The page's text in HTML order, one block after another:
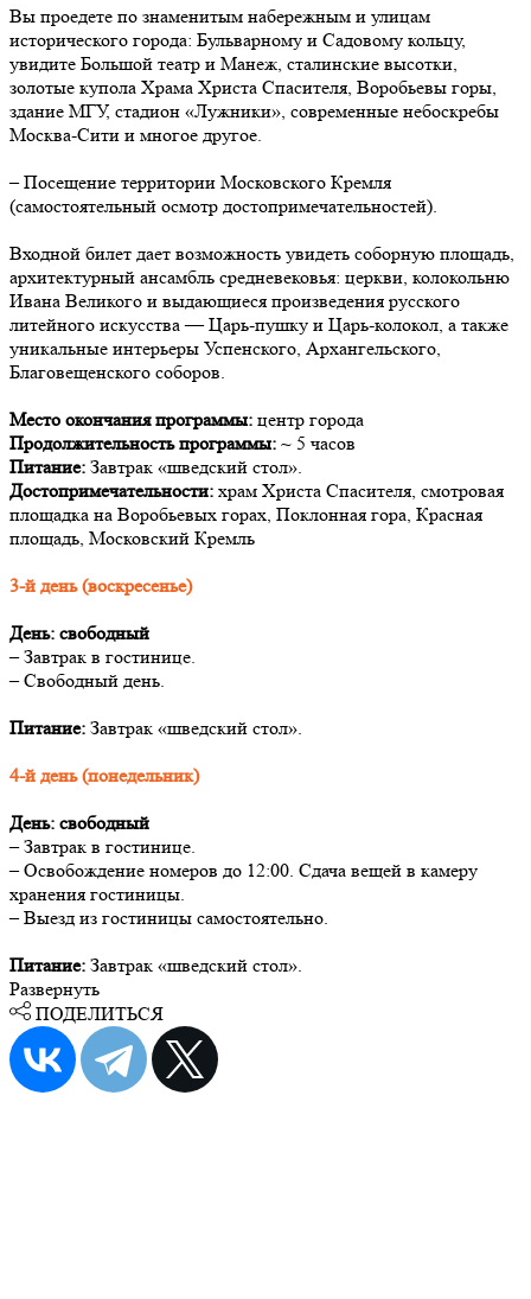
Вы проедете по знаменитым набережным и улицам
исторического города: Бульварному и Садовому кольцу,
увидите Большой театр и Манеж, сталинские высотки,
золотые купола Храма Христа Спасителя, Воробьевы горы,
здание МГУ, стадион «Лужники», современные небоскребы
Москва-Сити и многое другое.
– Посещение территории Московского Кремля
(самостоятельный осмотр достопримечательностей).
Входной билет дает возможность увидеть соборную площадь,
архитектурный ансамбль средневековья: церкви, колокольню
Ивана Великого и выдающиеся произведения русского
литейного искусства — Царь-пушку и Царь-колокол, а также
уникальные интерьеры Успенского, Архангельского,
Благовещенского соборов.
Место окончания программы: центр города
Продолжительность программы: ~ 5 часов
Питание: Завтрак «шведский стол».
Достопримечательности: храм Христа Спасителя, смотровая
площадка на Воробьевых горах, Поклонная гора, Красная
площадь, Московский Кремль
3-й день (воскресенье)
День: свободный
– Завтрак в гостинице.
– Свободный день.
Питание: Завтрак «шведский стол».
4-й день (понедельник)
День: свободный
– Завтрак в гостинице.
– Освобождение номеров до 12:00. Сдача вещей в камеру
хранения гостиницы.
– Выезд из гостиницы самостоятельно.
Питание: Завтрак «шведский стол».
Развернуть
ПОДЕЛИТЬСЯ